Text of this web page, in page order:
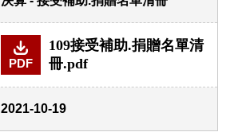
PDF
109接受補助.捐贈名單清
冊.pdf
2021-10-19